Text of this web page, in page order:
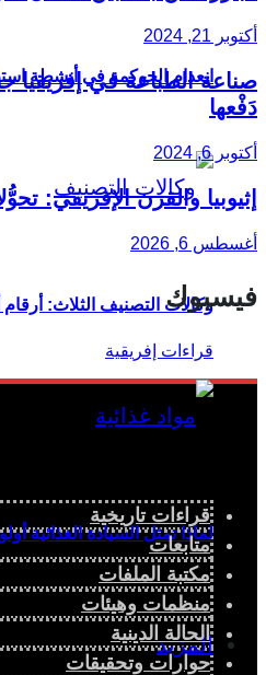
انعدام الحوكمة في أنشطة
وكالات التصنيف الثلاث:
لماذا تمثل السيادة الغذائية
المزيد
أكتوبر 21, 2024
صناعة الطباعة في إفريقيا
دَفْعها
أكتوبر 6, 2024
إثيوبيا والقرن الإفريقي:
أغسطس 6, 2026
فيسبوك
قراءات تاريخية
متابعات
مكتبة الملفات
منظمات وهيئات
الحالة الدينية
حوارات وتحقيقات